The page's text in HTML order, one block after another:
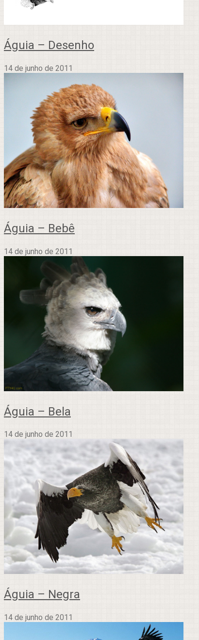
Águia – Desenho
14 de junho de 2011
Águia – Bebê
14 de junho de 2011
Águia – Bela
14 de junho de 2011
Águia – Negra
14 de junho de 2011